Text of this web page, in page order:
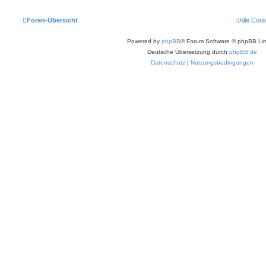
Foren-Übersicht Alle
Powered by phpBB® Forum Software © phpBB
Deutsche Übersetzung durch phpBB.de
Datenschutz | Nutzungsbedingungen